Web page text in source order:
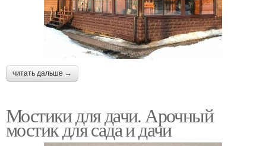
читать дальше →
Мостики для дачи. Арочный
мостик для сада и дачи